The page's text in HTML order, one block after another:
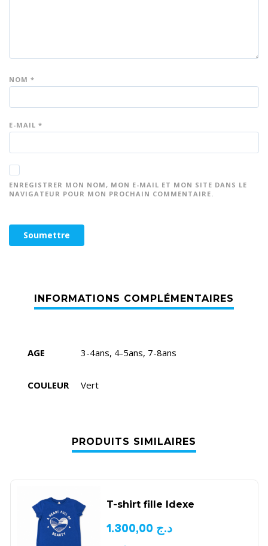
NOM *
E-MAIL *
ENREGISTRER MON NOM, MON E-MAIL ET MON SITE DANS LE
NAVIGATEUR POUR MON PROCHAIN COMMENTAIRE.
AGE 3-4ans, 4-5ans, 7-8ans
COULEUR Vert
PRODUITS SIMILAIRES
T-shirt fille Idexe
د.ج